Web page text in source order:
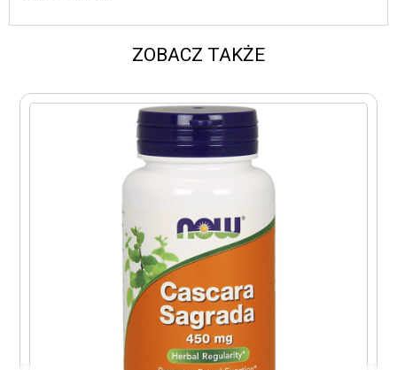
ZOBACZ TAKŻE